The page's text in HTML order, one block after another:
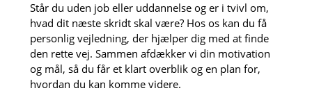
Står du uden job eller uddannelse og er i tvivl om,
hvad dit næste skridt skal være? Hos os kan du få
personlig vejledning, der hjælper dig med at finde
den rette vej. Sammen afdækker vi din motivation
og mål, så du får et klart overblik og en plan for,
hvordan du kan komme videre.